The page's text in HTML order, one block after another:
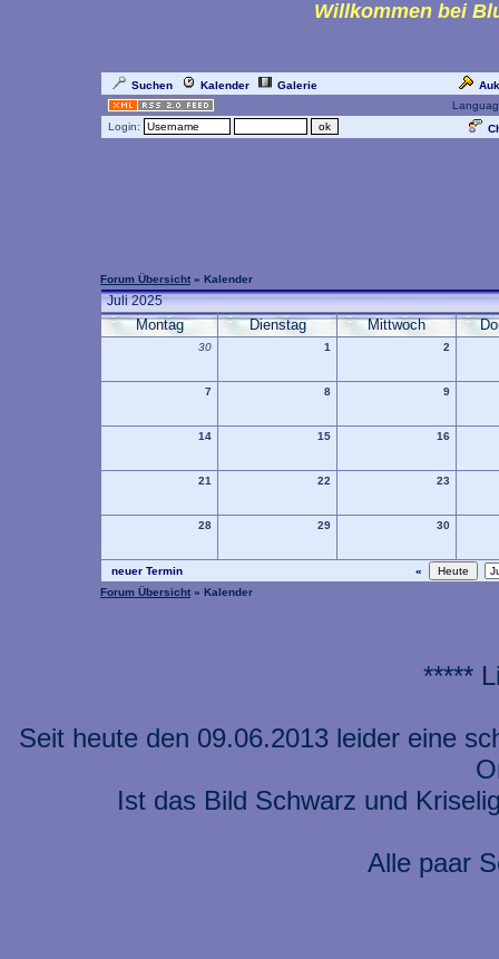
Willkommen bei
Suchen Kalender Galerie
Login:
Forum Übersicht » Kalender
Juli 2025
Montag Dienstag Mittwoch
30 1 2
7 8 9
14 15 16
21 22 23
28 29 30
neuer Termin
«
Forum Übersicht » Kalender
*****
Seit heute den 09.06.2013 leider eine
Ist das Bild Schwarz und
Alle paar